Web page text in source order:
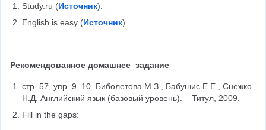
Study.ru (Источник).
English is easy (Источник).
Рекомендованное домашнее  задание
стр. 57, упр. 9, 10. Биболетова М.З., Бабушис Е.Е., Снежко
Н.Д. Английский язык (базовый уровень). – Титул, 2009.
Fill in the gaps: